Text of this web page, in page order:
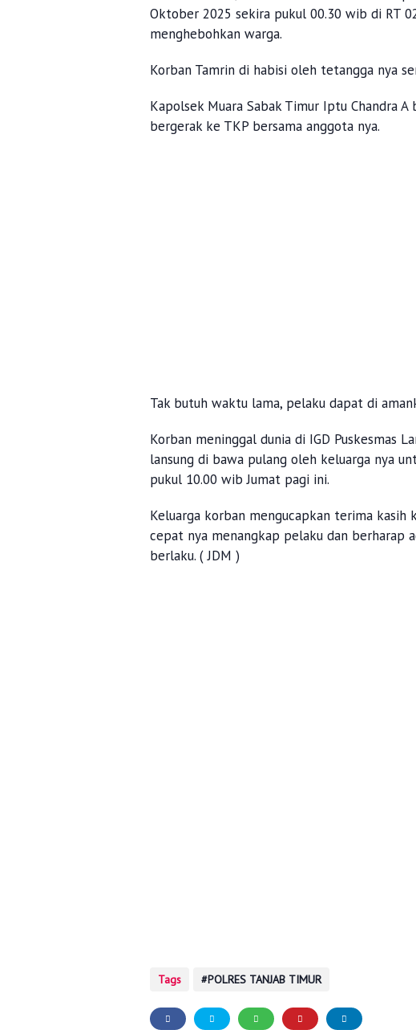
Oktober 2025 sekira pukul 00.30 wib di RT
menghebohkan warga.
Korban Tamrin di habisi oleh tetangga nya
Kapolsek Muara Sabak Timur Iptu Chandra
bergerak ke TKP bersama anggota nya.
Tak butuh waktu lama, pelaku dapat di
Korban meninggal dunia di IGD Puskesmas
lansung di bawa pulang oleh keluarga nya
pukul 10.00 wib Jumat pagi ini.
Keluarga korban mengucapkan terima
cepat nya menangkap pelaku dan berharap
berlaku. ( JDM )
Tags POLRES TANJAB TIMUR